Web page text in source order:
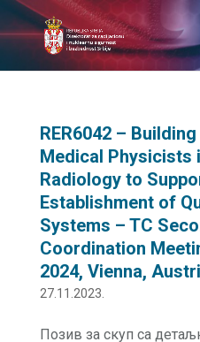
RER6042 –
Medical Physicists
Radiology to
Establishment of
Systems – TC
Coordination
2024, Vienna,
27.11.2023.
Позив за скуп са